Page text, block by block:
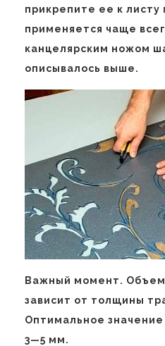
прикрепите ее к
применяется чаще
канцелярским ножом
описывалось выше.
Важный момент.
зависит от толщины
Оптимальное
3—5 мм.